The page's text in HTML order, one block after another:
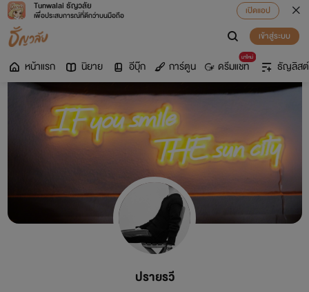
Tunwalai ธัญวลัย
เพื่อประสบการณ์ที่ดีกว่าบนมือถือ
เปิดแอป
เข้าสู่ระบบ
หน้าแรก นิยาย อีบุ๊ก การ์ตูน
มาใหม่
ดรีมแชท ธัญลิสต์
ปรายรวี